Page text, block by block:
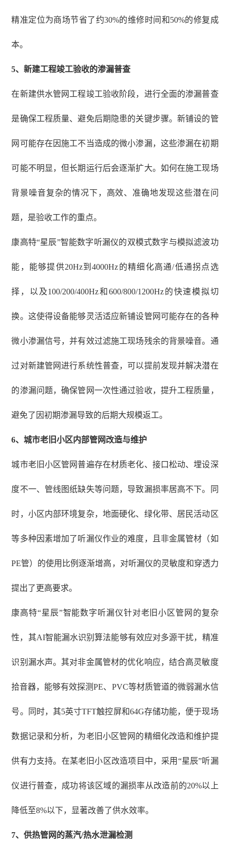
精准定位为商场节省了约30%的维修时间和50%的修复成
本。
5、新建工程竣工验收的渗漏普查
在新建供水管网工程竣工验收阶段，进行全面的渗漏普查
是确保工程质量、避免后期隐患的关键步骤。新铺设的管
网可能存在因施工不当造成的微小渗漏，这些渗漏在初期
可能不明显，但长期运行后会逐渐扩大。如何在施工现场
背景噪音复杂的情况下，高效、准确地发现这些潜在问
题，是验收工作的重点。
康高特“星辰”智能数字听漏仪的双模式数字与模拟滤波功
能，能够提供20Hz到4000Hz的精细化高通/低通拐点选
择，以及100/200/400Hz和600/800/1200Hz的快速模拟切
换。这使得设备能够灵活适应新铺设管网可能存在的各种
微小渗漏信号，并有效过滤施工现场残余的背景噪音。通
过对新建管网进行系统性普查，可以提前发现并解决潜在
的渗漏问题，确保管网一次性通过验收，提升工程质量，
避免了因初期渗漏导致的后期大规模返工。
6、城市老旧小区内部管网改造与维护
城市老旧小区管网普遍存在材质老化、接口松动、埋设深
度不一、管线图纸缺失等问题，导致漏损率居高不下。同
时，小区内部环境复杂，地面硬化、绿化带、居民活动区
等多种因素增加了听漏仪作业的难度，且非金属管材（如
PE管）的使用比例逐渐增高，对听漏仪的灵敏度和穿透力
提出了更高要求。
康高特“星辰”智能数字听漏仪针对老旧小区管网的复杂
性，其AI智能漏水识别算法能够有效应对多源干扰，精准
识别漏水声。其对非金属管材的优化响应，结合高灵敏度
拾音器，能够有效探测PE、PVC等材质管道的微弱漏水信
号。同时，其5英寸TFT触控屏和64G存储功能，便于现场
数据记录和分析，为老旧小区管网的精细化改造和维护提
供有力支持。在某老旧小区改造项目中，采用“星辰”听漏
仪进行普查，成功将该区域的漏损率从改造前的20%以上
降低至8%以下，显著改善了供水效率。
7、供热管网的蒸汽/热水泄漏检测